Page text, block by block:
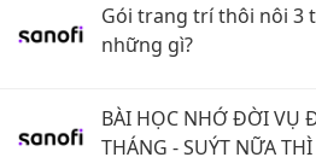
Gói trang trí thôi nôi 3
những gì?
BÀI HỌC NHỚ ĐỜI VỤ
THÁNG - SUÝT NỮA